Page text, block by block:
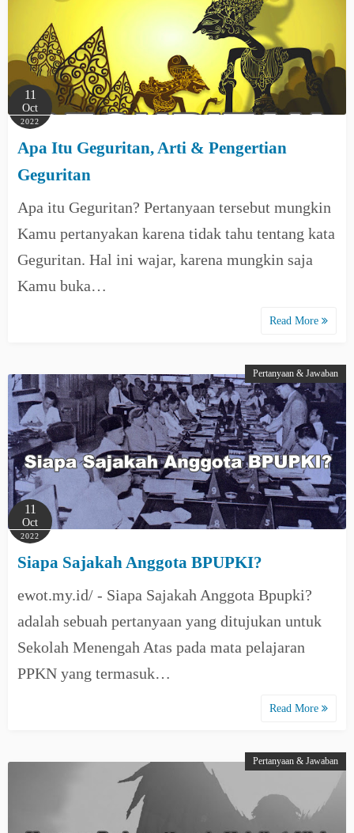
11
Oct
2022
Apa Itu Geguritan, Arti & Pengertian
Geguritan
Apa itu Geguritan? Pertanyaan tersebut mungkin
Kamu pertanyakan karena tidak tahu tentang kata
Geguritan. Hal ini wajar, karena mungkin saja
Kamu buka…
Read More
Pertanyaan & Jawaban
11
Oct
2022
Siapa Sajakah Anggota BPUPKI?
ewot.my.id/ - Siapa Sajakah Anggota Bpupki?
adalah sebuah pertanyaan yang ditujukan untuk
Sekolah Menengah Atas pada mata pelajaran
PPKN yang termasuk…
Read More
Pertanyaan & Jawaban